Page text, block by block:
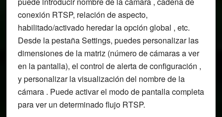
conexión RTSP, relación de aspecto,
habilitado/activado heredar la opción global , etc.
Desde la pestaña Settings, puedes personalizar las
dimensiones de la matriz (número de cámaras a ver
en la pantalla), el control de alerta de configuración ,
y personalizar la visualización del nombre de la
cámara . Puede activar el modo de pantalla completa
para ver un determinado flujo RTSP.